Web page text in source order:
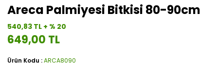
Areca Palmiyesi Bitkisi 80-90cm
540,83 TL + % 20
649,00 TL
Ürün Kodu :ARCA8090